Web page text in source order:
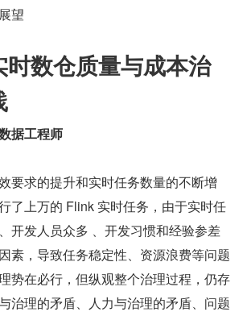
望
数仓质量与成本治
据工程师
要求的提升和实时任务数量的不断增
了上万的 Flink 实时任务，由于实时任
开发人员众多 、开发习惯和经验参差
素，导致任务稳定性、资源浪费等问题
势在必行，但纵观整个治理过程，仍存
治理的矛盾、人力与治理的矛盾、问题